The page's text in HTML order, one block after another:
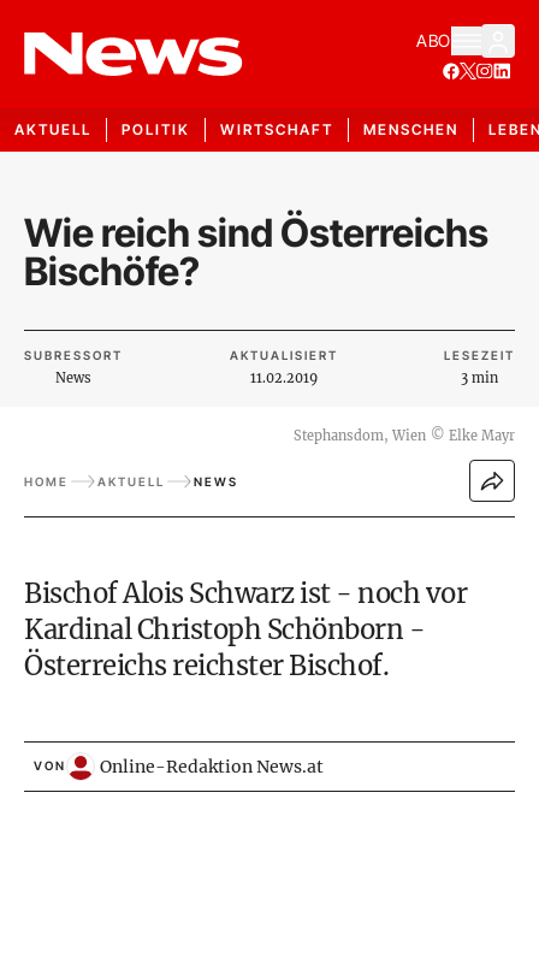
ABO
AKTUELL POLITIK WIRTSCHAFT MENSCHEN
Wie reich sind Österreichs
Bischöfe?
SUBRESSORT
News
AKTUALISIERT
11.02.2019
LESEZEIT
3 min
Stephansdom, Wien © Elke Mayr
HOME AKTUELL NEWS
Bischof Alois Schwarz ist - noch vor
Kardinal Christoph Schönborn -
Österreichs reichster Bischof.
VON Online-Redaktion News.at